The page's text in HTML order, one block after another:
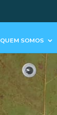
QUEM SOMOS